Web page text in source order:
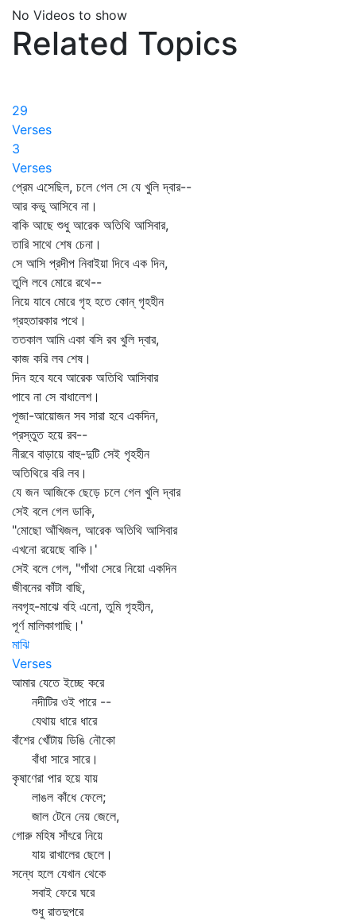
No Videos to show
Related Topics
29
Verses
3
Verses
প্রেম এসেছিল, চলে গেল সে যে খুলি দ্বার--
আর কভু আসিবে না।
বাকি আছে শুধু আরেক অতিথি আসিবার,
তারি সাথে শেষ চেনা।
সে আসি প্রদীপ নিবাইয়া দিবে এক দিন,
তুলি লবে মোরে রথে--
নিয়ে যাবে মোরে গৃহ হতে কোন্‌ গৃহহীন
গ্রহতারকার পথে।
ততকাল আমি একা বসি রব খুলি দ্বার,
কাজ করি লব শেষ।
দিন হবে যবে আরেক অতিথি আসিবার
পাবে না সে বাধালেশ।
পূজা-আয়োজন সব সারা হবে একদিন,
প্রস্তুত হয়ে রব--
নীরবে বাড়ায়ে বাহু-দুটি সেই গৃহহীন
অতিথিরে বরি লব।
যে জন আজিকে ছেড়ে চলে গেল খুলি দ্বার
সেই বলে গেল ডাকি,
"মোছো আঁখিজল, আরেক অতিথি আসিবার
এখনো রয়েছে বাকি।'
সেই বলে গেল, "গাঁথা সেরে নিয়ো একদিন
জীবনের কাঁটা বাছি,
নবগৃহ-মাঝে বহি এনো, তুমি গৃহহীন,
পূর্ণ মালিকাগাছি।'
মাঝি
Verses
আমার যেতে ইচ্ছে করে
নদীটির ওই পারে --
যেথায় ধারে ধারে
বাঁশের খোঁটায় ডিঙি নৌকো
বাঁধা সারে সারে।
কৃষাণেরা পার হয়ে যায়
লাঙল কাঁধে ফেলে;
জাল টেনে নেয় জেলে,
গোরু মহিষ সাঁৎরে নিয়ে
যায় রাখালের ছেলে।
সন্ধে হলে যেখান থেকে
সবাই ফেরে ঘরে
শুধু রাতদুপরে